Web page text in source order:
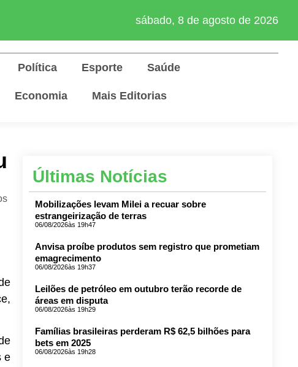
sábado, 8 de agosto de 2026
Política Esporte Saúde
Economia Mais Editorias
e
Últimas Notícias
Mobilizações levam Milei a recuar sobre
estrangeirização de terras
06/08/2026às 19h47
Anvisa proíbe produtos sem registro que prometiam
emagrecimento
06/08/2026às 19h37
Leilões de petróleo em outubro terão recorde de
áreas em disputa
06/08/2026às 19h29
Famílias brasileiras perderam R$ 62,5 bilhões para
bets em 2025
06/08/2026às 19h28